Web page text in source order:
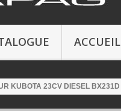
ACCUEIL
KUBOTA 23CV DIESEL BX231D